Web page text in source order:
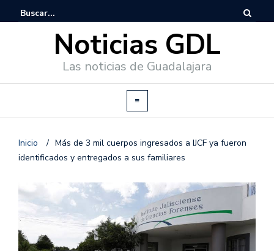
Noticias GDL
Las noticias de Guadalajara
Inicio / Más de 3 mil cuerpos ingresados a IJCF ya fueron
identificados y entregados a sus familiares